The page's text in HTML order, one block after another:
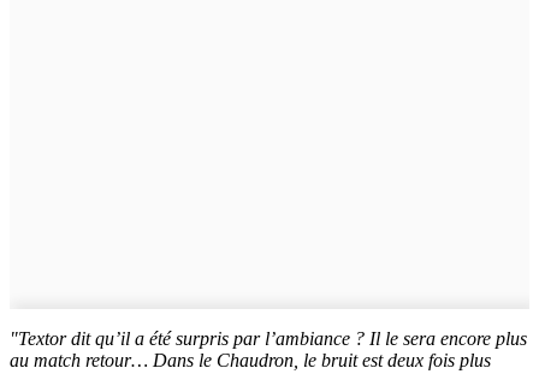
"Textor dit qu’il a été surpris par l’ambiance ? Il le sera encore plus
au match retour… Dans le Chaudron, le bruit est deux fois plus